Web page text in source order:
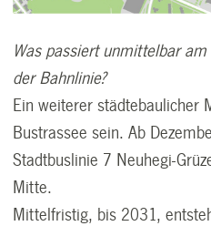
Was passiert unmittelbar
der Bahnlinie?
Ein weiterer städtebaulicher
Bustrassee sein. Ab
Stadtbuslinie 7 Neuhegi-
Mitte.
Mittelfristig, bis 2031,